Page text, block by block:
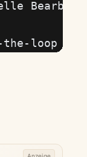
the-loop